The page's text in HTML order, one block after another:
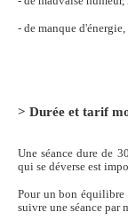
- de manque
> Durée et tarif
Une séance dure de
qui se déverse est
Pour un bon équilibre
suivre une séance par